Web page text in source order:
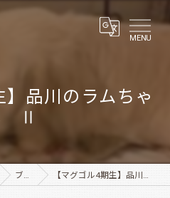
MENU
】品川のラムちゃ
Ⅱ
ブログ 【マグゴル4期生】品川のラムちゃん Ⅱ